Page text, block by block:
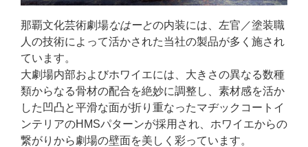
那覇文化芸術劇場なはーとの内装には、左官／塗装職
人の技術によって活かされた当社の製品が多く施され
ています。
大劇場内部およびホワイエには、大きさの異なる数種
類からなる骨材の配合を絶妙に調整し、素材感を活か
した凹凸と平滑な面が折り重なったマヂックコートイ
ンテリアのHMSパターンが採用され、ホワイエからの
繋がりから劇場の壁面を美しく彩っています。